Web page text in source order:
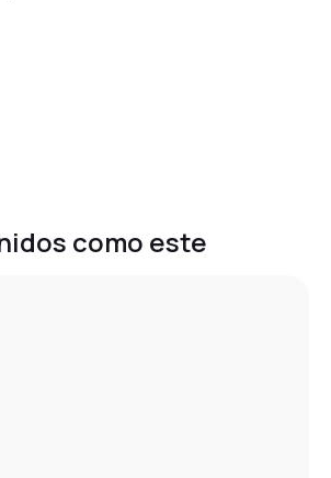
como este